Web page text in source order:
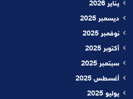
يناير 2026
ديسمبر 2025
نوفمبر 2025
أكتوبر 2025
سبتمبر 2025
أغسطس 2025
يوليو 2025